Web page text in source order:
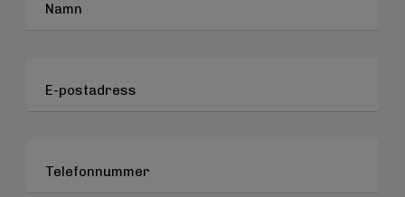
Namn
E-postadress
Telefonnummer